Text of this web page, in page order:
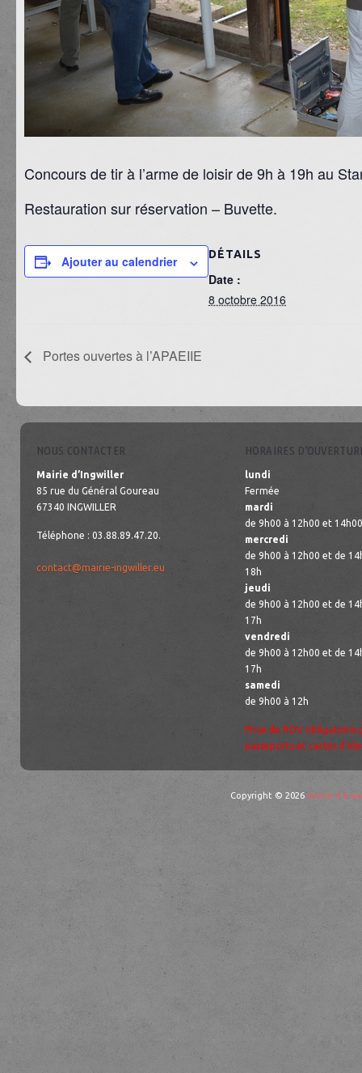
Concours de tir à l’arme de loisir de 9h à 19h au
Restauration sur réservation – Buvette.
Ajouter au calendrier DÉTAILS
Date :
8 octobre 2016
Portes ouvertes à l’APAEIIE
NOUS CONTACTER
Mairie d’Ingwiller
85 rue du Général Goureau
67340 INGWILLER
Téléphone : 03.88.89.47.20.
contact@mairie-ingwiller.eu
HORAIRES
lundi
Fermée
mardi
de 9h00 à 12h00 et
mercredi
de 9h00 à 12h00 et de
18h
jeudi
de 9h00 à 12h00 et de
17h
vendredi
de 9h00 à 12h00 et de
17h
samedi
de 9h00 à 12h
Prise de RDV obligatoire
passeports et cartes
Copyright © 2026 mairie